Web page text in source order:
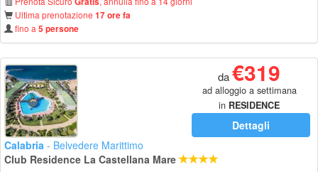
Ultima prenotazione 17 ore fa
fino a 5 persone
da€319
ad alloggio a settimana
in RESIDENCE
Dettagli
Calabria - Belvedere Marittimo
Club Residence La Castellana Mare